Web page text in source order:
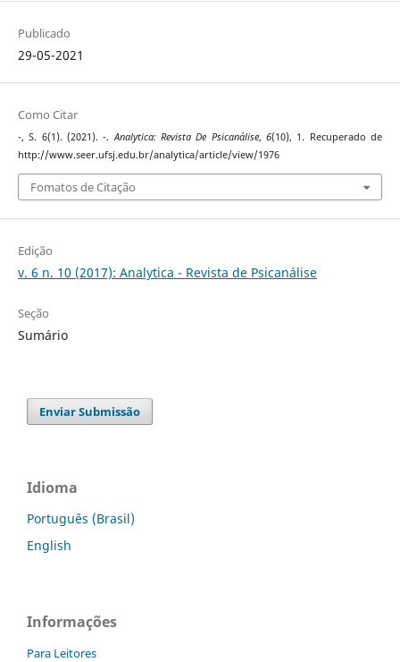
Publicado
29-05-2021
Como Citar
-, S. 6(1). (2021). -.Analytica: Revista De Psicanálise,6(10), 1. Recuperado de
http://www.seer.ufsj.edu.br/analytica/article/view/1976
Fomatos de Citação
Edição
v. 6 n. 10 (2017): Analytica - Revista de Psicanálise
Seção
Sumário
Enviar Submissão
Idioma
Português (Brasil)
English
Informações
Para Leitores